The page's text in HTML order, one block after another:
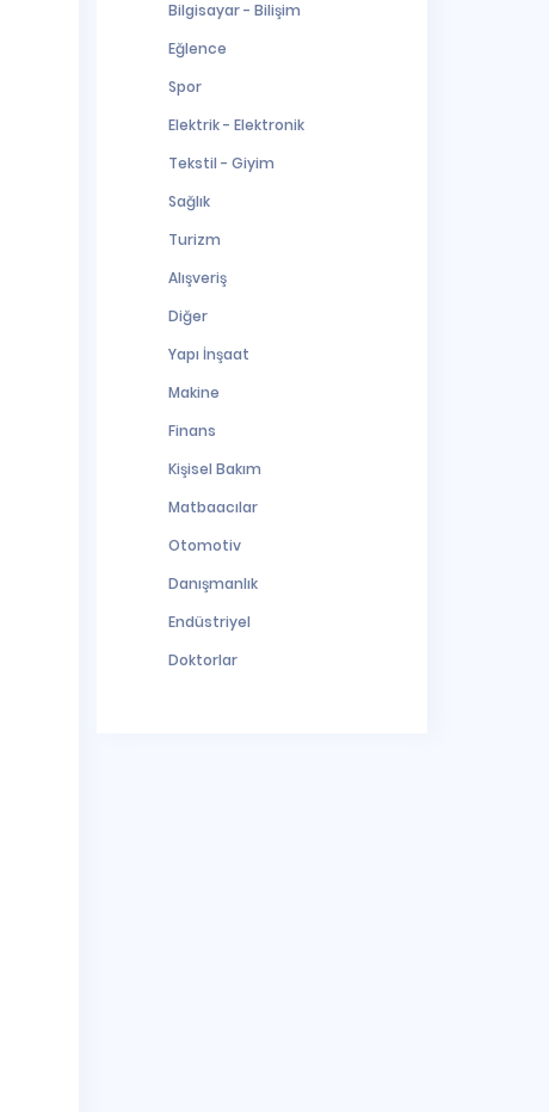
Bilgisayar - Bilişim
Eğlence
Spor
Elektrik - Elektronik
Tekstil - Giyim
Sağlık
Turizm
Alışveriş
Diğer
Yapı İnşaat
Makine
Finans
Kişisel Bakım
Matbaacılar
Otomotiv
Danışmanlık
Endüstriyel
Doktorlar